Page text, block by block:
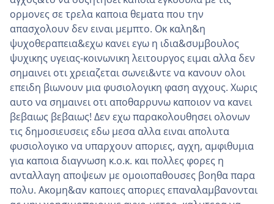
ορμονες σε τρελα καποια θεματα που την
απασχολουν δεν ειναι μεμπτο. Οκ καλη&η
ψυχοθεραπεια&εχω κανει εγω η ιδια&συμβουλος
ψυχικης υγειας-κοινωνικη λειτουργος ειμαι αλλα δεν
σημαινει οτι χρειαζεται σωνει&ντε να κανουν ολοι
επειδη βιωνουν μια φυσιολογικη φαση αγχους. Χωρις
αυτο να σημαινει οτι αποθαρρυνω καποιον να κανει
βεβαιως βεβαιως! Δεν εχω παρακολουθησει ολονων
τις δημοσιευσεις εδω μεσα αλλα ειναι απολυτα
φυσιολογικο να υπαρχουν αποριες, αγχη, αμφιθυμια
για καποια διαγνωση κ.ο.κ. και πολλες φορες η
ανταλλαγη αποψεων με ομοιοπαθουσες βοηθα παρα
πολυ. Ακομη&αν καποιες αποριες επαναλαμβανονται